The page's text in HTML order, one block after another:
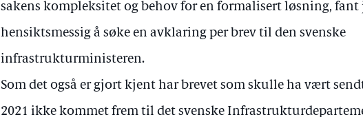
sakens kompleksitet og behov for en formalisert løsning, fant
hensiktsmessig å søke en avklaring per brev til den svenske
infrastrukturministeren.
Som det også er gjort kjent har brevet som skulle ha vært
2021 ikke kommet frem til det svenske